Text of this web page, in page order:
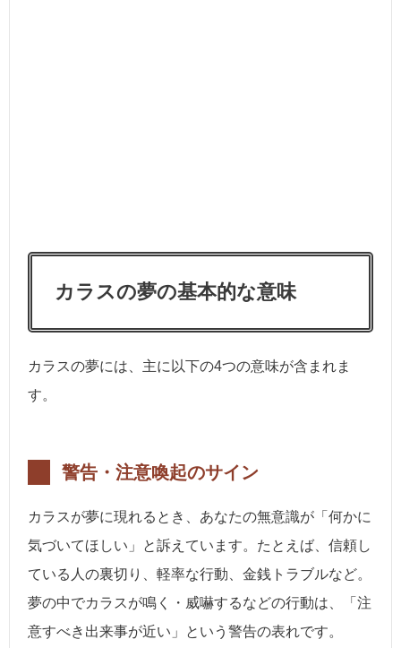
カラスの夢の基本的な意味
カラスの夢には、主に以下の4つの意味が含まれま
す。
警告・注意喚起のサイン
カラスが夢に現れるとき、あなたの無意識が「何かに
気づいてほしい」と訴えています。たとえば、信頼し
ている人の裏切り、軽率な行動、金銭トラブルなど。
夢の中でカラスが鳴く・威嚇するなどの行動は、「注
意すべき出来事が近い」という警告の表れです。